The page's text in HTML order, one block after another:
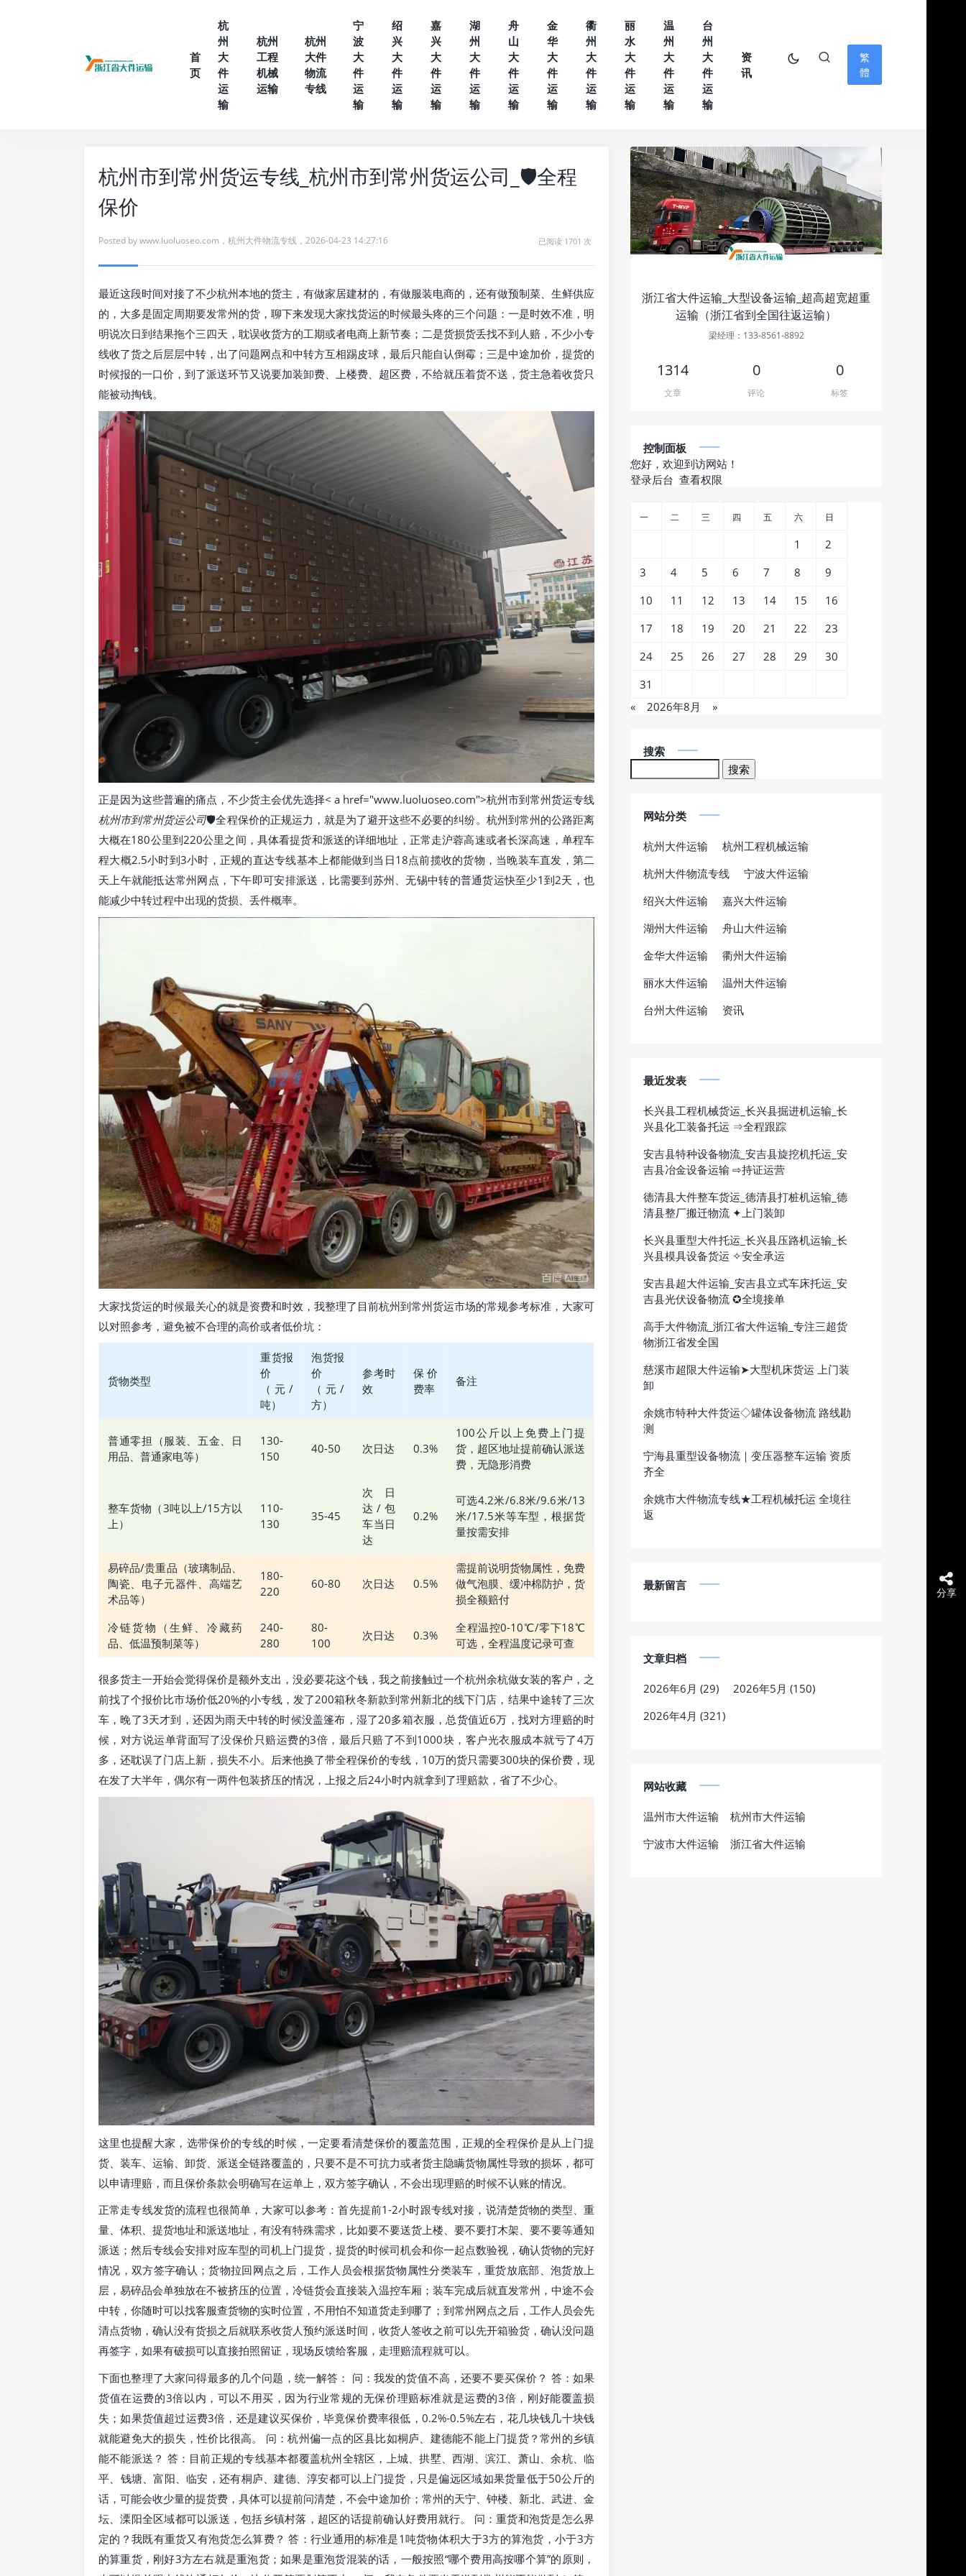
首
页
杭
州
大
件
运
输
杭州
工程
机械
运输
杭州
大件
物流
专线
宁
波
大
件
运
输
绍
兴
大
件
运
输
嘉
兴
大
件
运
输
湖
州
大
件
运
输
舟
山
大
件
运
输
金
华
大
件
运
输
衢
州
大
件
运
输
丽
水
大
件
运
输
温
州
大
件
运
输
台
州
大
件
运
输
资
讯
繁
體
杭州市到常州货运专线_杭州市到常州货运公司_🛡️全程
保价
Posted bywww.luoluoseo.com ， 杭州大件物流专线 ， 2026-04-23 14:27:16 已阅读 1701 次
最近这段时间对接了不少杭州本地的货主，有做家居建材的，有做服装电商的，还有做预制菜、生鲜供应
的，大多是固定周期要发常州的货，聊下来发现大家找货运的时候最头疼的三个问题：一是时效不准，明
明说次日到结果拖个三四天，耽误收货方的工期或者电商上新节奏；二是货损货丢找不到人赔，不少小专
线收了货之后层层中转，出了问题网点和中转方互相踢皮球，最后只能自认倒霉；三是中途加价，提货的
时候报的一口价，到了派送环节又说要加装卸费、上楼费、超区费，不给就压着货不送，货主急着收货只
能被动掏钱。
正是因为这些普遍的痛点，不少货主会优先选择< a href="www.luoluoseo.com">杭州市到常州货运专线
杭州市到常州货运公司🛡️全程保价的正规运力，就是为了避开这些不必要的纠纷。杭州到常州的公路距离
大概在180公里到220公里之间，具体看提货和派送的详细地址，正常走沪蓉高速或者长深高速，单程车
程大概2.5小时到3小时，正规的直达专线基本上都能做到当日18点前揽收的货物，当晚装车直发，第二
天上午就能抵达常州网点，下午即可安排派送，比需要到苏州、无锡中转的普通货运快至少1到2天，也
能减少中转过程中出现的货损、丢件概率。
大家找货运的时候最关心的就是资费和时效，我整理了目前杭州到常州货运市场的常规参考标准，大家可
以对照参考，避免被不合理的高价或者低价坑：
货物类型
重货报
价
（元/
吨）
泡货报
价
（元/
方）
参考时
效
保价
费率
备注
普通零担（服装、五金、日
用品、普通家电等）
130-
150
40-50 次日达 0.3%
100公斤以上免费上门提
货，超区地址提前确认派送
费，无隐形消费
整车货物（3吨以上/15方以
上）
110-
130
35-45
次日
达/包
车当日
达
0.2%
可选4.2米/6.8米/9.6米/13
米/17.5米等车型，根据货
量按需安排
易碎品/贵重品（玻璃制品、
陶瓷、电子元器件、高端艺
术品等）
180-
220
60-80 次日达 0.5%
需提前说明货物属性，免费
做气泡膜、缓冲棉防护，货
损全额赔付
冷链货物（生鲜、冷藏药
品、低温预制菜等）
240-
280
80-
100
次日达 0.3%
全程温控0-10℃/零下18℃
可选，全程温度记录可查
很多货主一开始会觉得保价是额外支出，没必要花这个钱，我之前接触过一个杭州余杭做女装的客户，之
前找了个报价比市场价低20%的小专线，发了200箱秋冬新款到常州新北的线下门店，结果中途转了三次
车，晚了3天才到，还因为雨天中转的时候没盖篷布，湿了20多箱衣服，总货值近6万，找对方理赔的时
候，对方说运单背面写了没保价只赔运费的3倍，最后只赔了不到1000块，客户光衣服成本就亏了4万
多，还耽误了门店上新，损失不小。后来他换了带全程保价的专线，10万的货只需要300块的保价费，现
在发了大半年，偶尔有一两件包装挤压的情况，上报之后24小时内就拿到了理赔款，省了不少心。
这里也提醒大家，选带保价的专线的时候，一定要看清楚保价的覆盖范围，正规的全程保价是从上门提
货、装车、运输、卸货、派送全链路覆盖的，只要不是不可抗力或者货主隐瞒货物属性导致的损坏，都可
以申请理赔，而且保价条款会明确写在运单上，双方签字确认，不会出现理赔的时候不认账的情况。
正常走专线发货的流程也很简单，大家可以参考：首先提前1-2小时跟专线对接，说清楚货物的类型、重
量、体积、提货地址和派送地址，有没有特殊需求，比如要不要送货上楼、要不要打木架、要不要等通知
派送；然后专线会安排对应车型的司机上门提货，提货的时候司机会和你一起点数验视，确认货物的完好
情况，双方签字确认；货物拉回网点之后，工作人员会根据货物属性分类装车，重货放底部、泡货放上
层，易碎品会单独放在不被挤压的位置，冷链货会直接装入温控车厢；装车完成后就直发常州，中途不会
中转，你随时可以找客服查货物的实时位置，不用怕不知道货走到哪了；到常州网点之后，工作人员会先
清点货物，确认没有货损之后就联系收货人预约派送时间，收货人签收之前可以先开箱验货，确认没问题
再签字，如果有破损可以直接拍照留证，现场反馈给客服，走理赔流程就可以。
下面也整理了大家问得最多的几个问题，统一解答： 问：我发的货值不高，还要不要买保价？ 答：如果
货值在运费的3倍以内，可以不用买，因为行业常规的无保价理赔标准就是运费的3倍，刚好能覆盖损
失；如果货值超过运费3倍，还是建议买保价，毕竟保价费率很低，0.2%-0.5%左右，花几块钱几十块钱
就能避免大的损失，性价比很高。 问：杭州偏一点的区县比如桐庐、建德能不能上门提货？常州的乡镇
能不能派送？ 答：目前正规的专线基本都覆盖杭州全辖区，上城、拱墅、西湖、滨江、萧山、余杭、临
平、钱塘、富阳、临安，还有桐庐、建德、淳安都可以上门提货，只是偏远区域如果货量低于50公斤的
话，可能会收少量的提货费，具体可以提前问清楚，不会中途加价；常州的天宁、钟楼、新北、武进、金
坛、溧阳全区域都可以派送，包括乡镇村落，超区的话提前确认好费用就行。 问：重货和泡货是怎么界
定的？我既有重货又有泡货怎么算费？ 答：行业通用的标准是1吨货物体积大于3方的算泡货，小于3方
的算重货，刚好3方左右就是重泡货；如果是重泡货混装的话，一般按照“哪个费用高按哪个算”的原则，
浙江省大件运输_大型设备运输_超高超宽超重
运输（浙江省到全国往返运输）
梁经理：133-8561-8892
1314
文章
0
评论
0
标签
控制面板
您好，欢迎到访网站！
登录后台 查看权限
« 2026年8月 »
一 二 三 四 五 六 日
1
2
3
4 5 6 7 8
9
10
11 12 13 14 15
16
17
18 19 20 21 22
23
24
25 26 27 28 29
30
31
搜索
网站分类
杭州大件运输
杭州工程机械运输
杭州大件物流专线
宁波大件运输
绍兴大件运输
嘉兴大件运输
湖州大件运输
舟山大件运输
金华大件运输
衢州大件运输
丽水大件运输
温州大件运输
台州大件运输
资讯
最近发表
长兴县工程机械货运_长兴县掘进机运输_长
兴县化工装备托运 ⇒全程跟踪
安吉县特种设备物流_安吉县旋挖机托运_安
吉县冶金设备运输 ⇨持证运营
德清县大件整车货运_德清县打桩机运输_德
清县整厂搬迁物流 ✦上门装卸
长兴县重型大件托运_长兴县压路机运输_长
兴县模具设备货运 ✧安全承运
安吉县超大件运输_安吉县立式车床托运_安
吉县光伏设备物流 ✪全境接单
高手大件物流_浙江省大件运输_专注三超货
物浙江省发全国
慈溪市超限大件运输➤大型机床货运 上门装
卸
余姚市特种大件货运◇罐体设备物流 路线勘
测
宁海县重型设备物流｜变压器整车运输 资质
齐全
余姚市大件物流专线★工程机械托运 全境往
返
最新留言
文章归档
2026年6月 (29)
2026年5月 (150)
2026年4月 (321)
网站收藏
温州市大件运输
杭州市大件运输
宁波市大件运输
浙江省大件运输
分享